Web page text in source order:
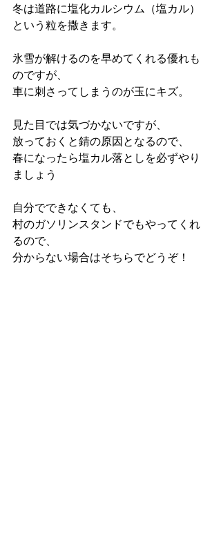
冬は道路に塩化カルシウム（塩カル）
という粒を撒きます。
氷雪が解けるのを早めてくれる優れも
のですが、
車に刺さってしまうのが玉にキズ。
見た目では気づかないですが、
放っておくと錆の原因となるので、
春になったら塩カル落としを必ずやり
ましょう
自分でできなくても、
村のガソリンスタンドでもやってくれ
るので、
分からない場合はそちらでどうぞ！